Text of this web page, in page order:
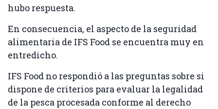
hubo respuesta.
En consecuencia, el aspecto de la seguridad
alimentaria de IFS Food se encuentra muy en
entredicho.
IFS Food no respondió a las preguntas sobre si
dispone de criterios para evaluar la legalidad
de la pesca procesada conforme al derecho